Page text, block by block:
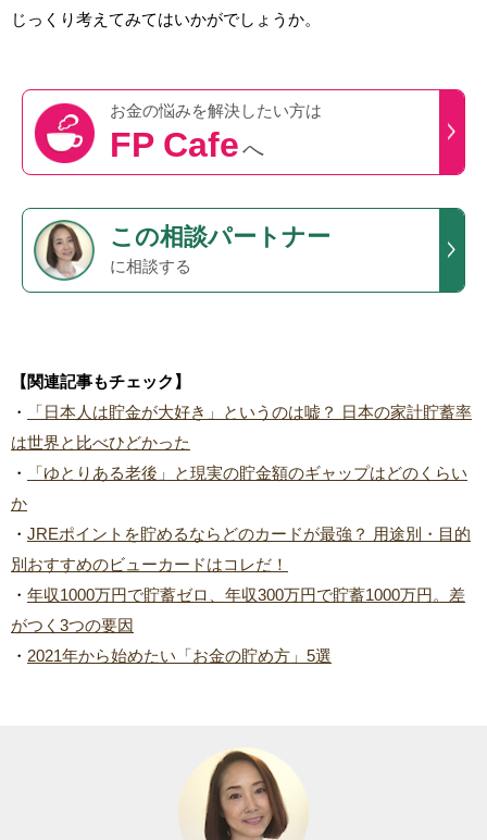
じっくり考えてみてはいかがでしょうか。
お金の悩みを解決したい方は
FP Cafeへ
この相談パートナー
に相談する
【関連記事もチェック】
・
「日本人は貯金が大好き」というのは嘘？ 日本の家計貯蓄率
は世界と比べひどかった
・
「ゆとりある老後」と現実の貯金額のギャップはどのくらい
か
・ JREポイントを貯めるならどのカードが最強？ 用途別・目的
別おすすめのビューカードはコレだ！
・ 年収1000万円で貯蓄ゼロ、年収300万円で貯蓄1000万円。差
がつく3つの要因
・ 2021年から始めたい「お金の貯め方」5選